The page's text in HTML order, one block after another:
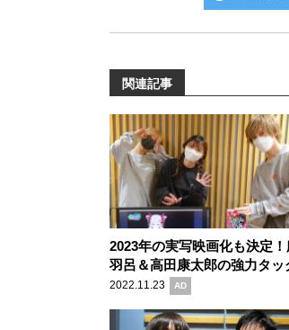
関連記事
2023年の実写映画化も決定！
羽呂＆高田康太郎の強力タッ
描く“究極的に明るい” 前代未
ンビになるまでにしたい100
2022.11.23 AD